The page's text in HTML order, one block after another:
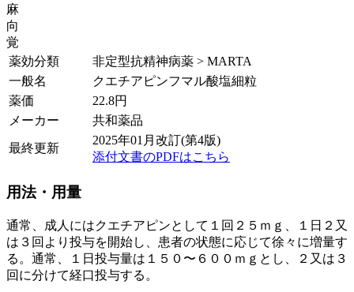
麻
向
覚
薬効分類
非定型抗精神病薬 > MARTA
一般名
クエチアピンフマル酸塩細粒
薬価
22.8円
メーカー
共和薬品
最終更新
2025年01月改訂(第4版)
添付文書のPDFはこちら
用法・用量
通常、成人にはクエチアピンとして１回２５ｍｇ、１日２又
は３回より投与を開始し、患者の状態に応じて徐々に増量す
る。通常、１日投与量は１５０〜６００ｍｇとし、２又は３
回に分けて経口投与する。